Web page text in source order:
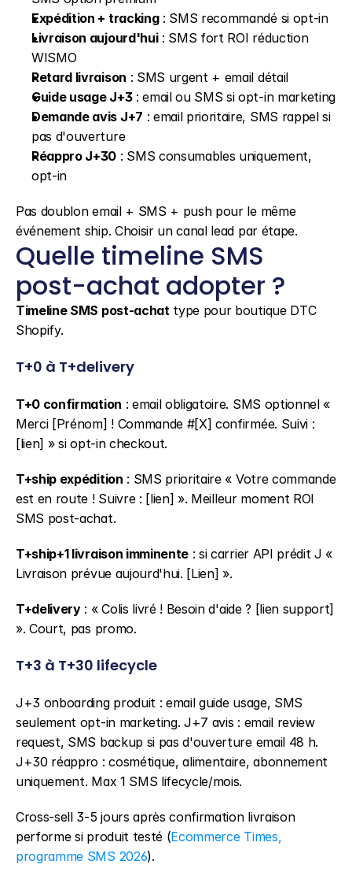
Expédition + tracking : SMS recommandé si opt-in
Livraison aujourd'hui : SMS fort ROI réduction
WISMO
Retard livraison : SMS urgent + email détail
Guide usage J+3 : email ou SMS si opt-in marketing
Demande avis J+7 : email prioritaire, SMS rappel si
pas d'ouverture
Réappro J+30 : SMS consumables uniquement,
opt-in
Pas doublon email + SMS + push pour le même
événement ship. Choisir un canal lead par étape.
Quelle timeline SMS
post-achat adopter ?
Timeline SMS post-achat type pour boutique DTC
Shopify.
T+0 à T+delivery
T+0 confirmation : email obligatoire. SMS optionnel «
Merci [Prénom] ! Commande #[X] confirmée. Suivi :
[lien] » si opt-in checkout.
T+ship expédition : SMS prioritaire « Votre commande
est en route ! Suivre : [lien] ». Meilleur moment ROI
SMS post-achat.
T+ship+1 livraison imminente : si carrier API prédit J «
Livraison prévue aujourd'hui. [Lien] ».
T+delivery : « Colis livré ! Besoin d'aide ? [lien support]
». Court, pas promo.
T+3 à T+30 lifecycle
J+3 onboarding produit : email guide usage, SMS
seulement opt-in marketing. J+7 avis : email review
request, SMS backup si pas d'ouverture email 48 h.
J+30 réappro : cosmétique, alimentaire, abonnement
uniquement. Max 1 SMS lifecycle/mois.
Cross-sell 3-5 jours après confirmation livraison
performe si produit testé (Ecommerce Times,
programme SMS 2026).